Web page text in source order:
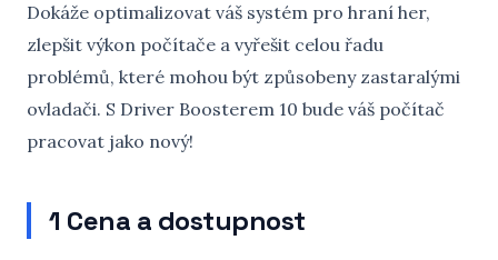
Dokáže optimalizovat váš systém pro hraní her,
zlepšit výkon počítače a vyřešit celou řadu
problémů, které mohou být způsobeny zastaralými
ovladači. S Driver Boosterem 10 bude váš počítač
pracovat jako nový!
1 Cena a dostupnost